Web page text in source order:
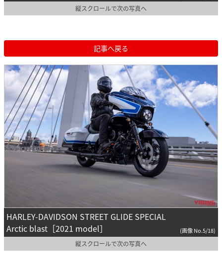
縦スクロールで次の写真へ
記事へ戻る
HARLEY-DAVIDSON STREET GLIDE SPECIAL
Arctic blast［2021 model］
(画像 No.5/18)
縦スクロールで次の写真へ